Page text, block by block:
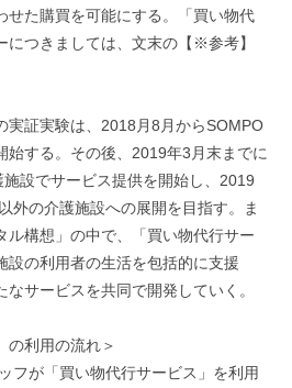
せた購買を可能にする。「買い物代
につきましては、文末の【※参考】
実証実験は、2018月8月からSOMPO
始する。その後、2019年3月末までに
設でサービス提供を開始し、2019
外の介護施設への展開を目指す。ま
ル構想」の中で、「買い物代行サー
設の利用者の生活を包括的に支援
サービスを共同で開発していく。
の利用の流れ＞
フが「買い物代行サービス」を利用